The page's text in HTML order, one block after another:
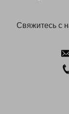
Свяжитесь с